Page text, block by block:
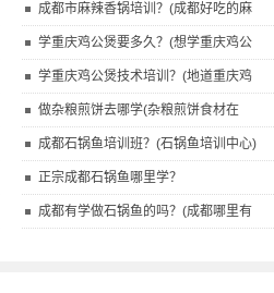
成都市麻辣香锅培训？(成都好吃的麻
学重庆鸡公煲要多久？(想学重庆鸡公
学重庆鸡公煲技术培训？(地道重庆鸡
做杂粮煎饼去哪学(杂粮煎饼食材在
成都石锅鱼培训班？(石锅鱼培训中心)
正宗成都石锅鱼哪里学？
成都有学做石锅鱼的吗？(成都哪里有